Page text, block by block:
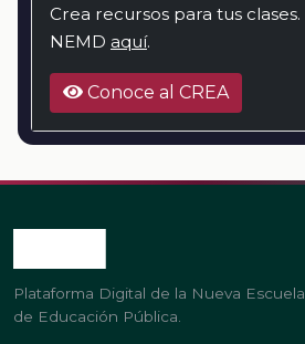
Crea recursos para tus
NEMD aquí.
Conoce al CREA
Plataforma Digital de la Nueva
de Educación Pública.